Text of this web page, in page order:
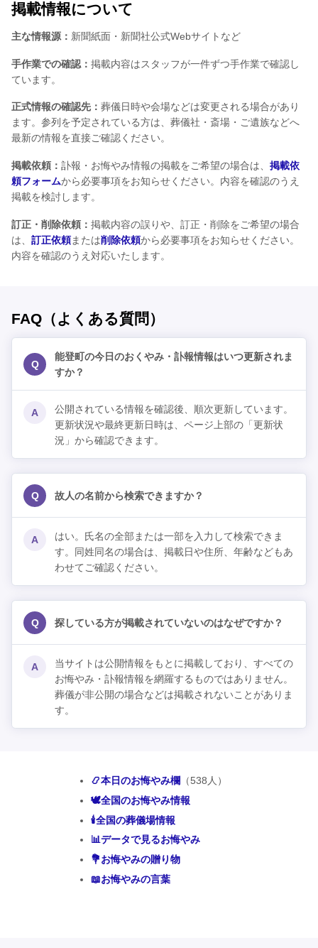
掲載情報について
主な情報源： 新聞紙面・新聞社公式Webサイトなど
手作業での確認： 掲載内容はスタッフが一件ずつ手作業で確認し
ています。
正式情報の確認先： 葬儀日時や会場などは変更される場合があり
ます。参列を予定されている方は、葬儀社・斎場・ご遺族などへ
最新の情報を直接ご確認ください。
掲載依頼： 訃報・お悔やみ情報の掲載をご希望の場合は、 掲載依
頼フォームから必要事項をお知らせください。内容を確認のうえ
掲載を検討します。
訂正・削除依頼： 掲載内容の誤りや、訂正・削除をご希望の場合
は、 訂正依頼または削除依頼から必要事項をお知らせください。
内容を確認のうえ対応いたします。
FAQ（よくある質問）
Q
能登町の今日のおくやみ・訃報情報はいつ更新されま
すか？
A
公開されている情報を確認後、順次更新しています。
更新状況や最終更新日時は、ページ上部の「更新状
況」から確認できます。
Q 故人の名前から検索できますか？
A
はい。氏名の全部または一部を入力して検索できま
す。同姓同名の場合は、掲載日や住所、年齢などもあ
わせてご確認ください。
Q 探している方が掲載されていないのはなぜですか？
A
当サイトは公開情報をもとに掲載しており、すべての
お悔やみ・訃報情報を網羅するものではありません。
葬儀が非公開の場合などは掲載されないことがありま
す。
📿本日のお悔やみ欄 （538人）
🕊️全国のお悔やみ情報
🕯️全国の葬儀場情報
📊データで見るお悔やみ
💐お悔やみの贈り物
📖お悔やみの言葉